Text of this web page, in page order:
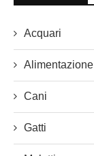
Acquari
Alimentazione
Cani
Gatti